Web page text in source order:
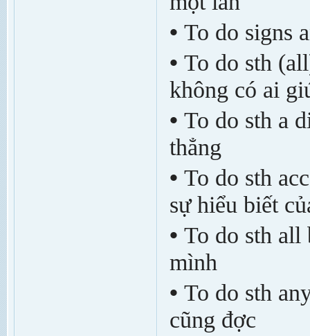
• To do signs
• To do sth
không có ai
• To do sth a
thẳng
• To do sth
sự hiểu biết
• To do sth all
mình
• To do sth
cũng đ­ợc